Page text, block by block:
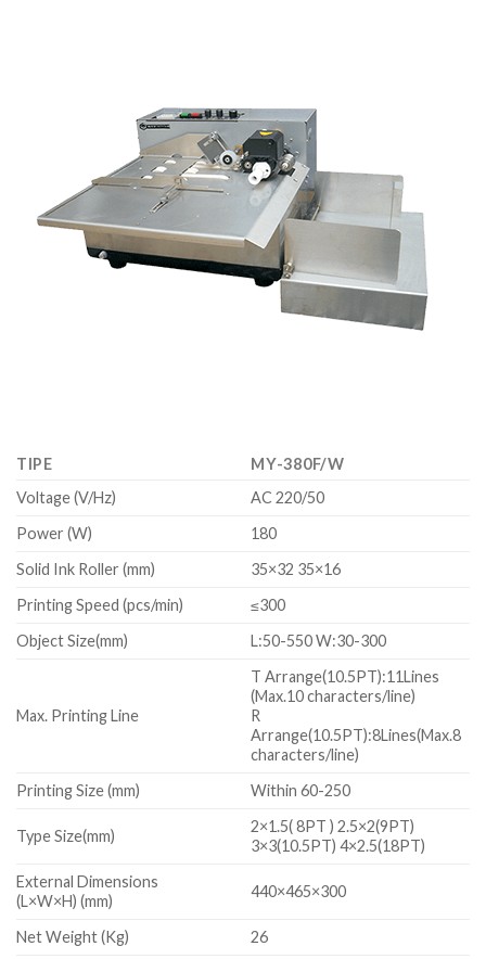
TIPE
MY-380F/W
Voltage (V/Hz)
AC 220/50
Power (W)
180
Solid Ink Roller (mm)
35×32 35×16
Printing Speed (pcs/min)
≤300
Object Size(mm)
L:50-550 W:30-300
Max. Printing Line
T Arrange(10.5PT):11Lines
(Max.10 characters/line)
R
Arrange(10.5PT):8Lines(Max.8
characters/line)
Printing Size (mm)
Within 60-250
Type Size(mm)
2×1.5( 8PT ) 2.5×2(9PT)
3×3(10.5PT) 4×2.5(18PT)
External Dimensions
(L×W×H) (mm)
440×465×300
Net Weight (Kg) 26